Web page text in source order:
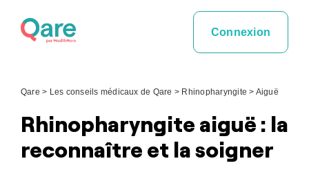
Connexion
Qare > Les conseils médicaux de Qare > Rhinopharyngite > Aiguë
Rhinopharyngite aiguë : la
reconnaître et la soigner